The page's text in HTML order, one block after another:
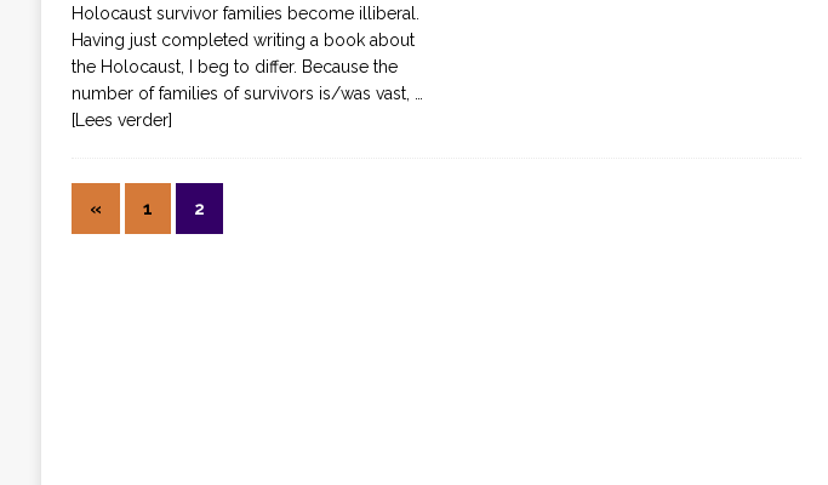
Holocaust survivor families become illiberal.
Having just completed writing a book about
the Holocaust, I beg to differ. Because the
number of families of survivors is/was vast,
[Lees verder]
« 1 2